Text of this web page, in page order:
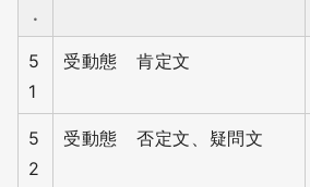
.
5
1
受動態 肯定文
5
2
受動態 否定文、疑問文